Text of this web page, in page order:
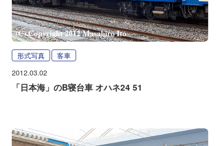
形式写真 客車
2012.03.02
「日本海」のB寝台車 オハネ24 51